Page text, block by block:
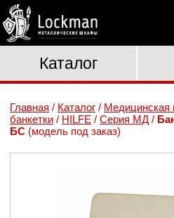
Каталог
Главная / Каталог / Медицинская
банкетки / HILFE / Серия МД /
БС (модель под заказ)